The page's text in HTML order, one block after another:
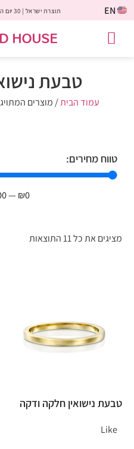
EN תוצרת ישראל | 30 יום החזר כספי | משלוח חינם
HOUSE
טבעת
עמוד הבית/ מוצרים
טווח מחירים:
₪0
—
מציגים את כל ⁦11⁩ התוצאות
טבעת נישואין חלקה ודקה
Like